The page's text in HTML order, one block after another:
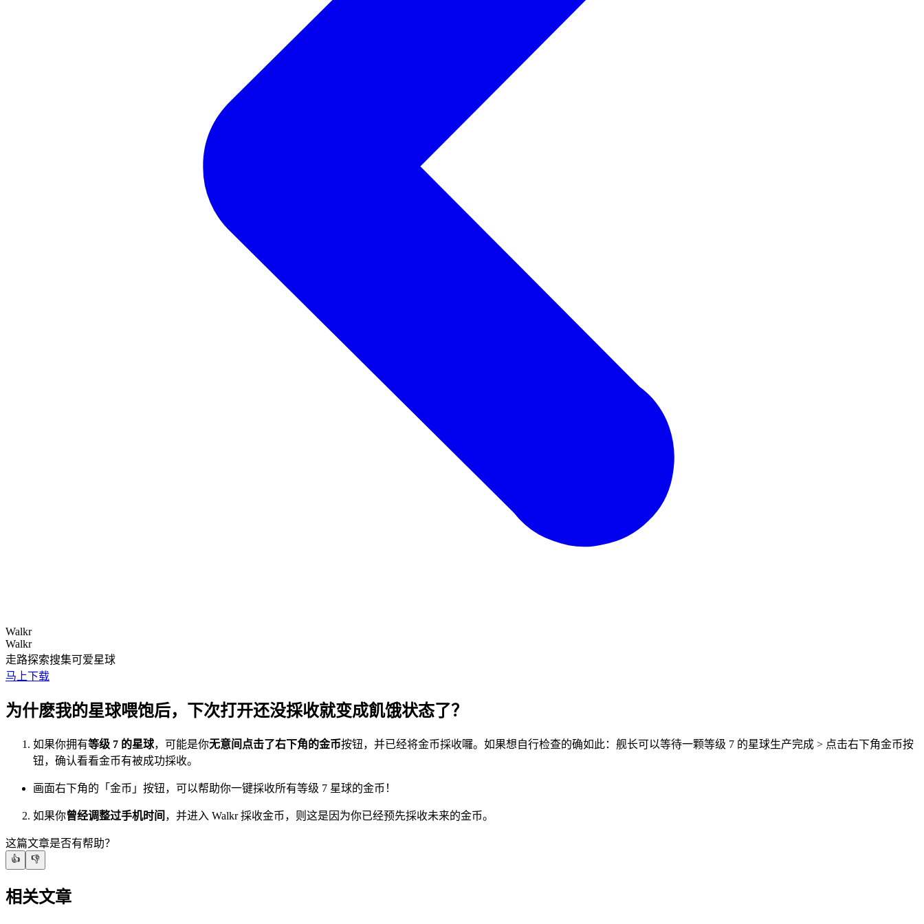
Walkr
Walkr
走路探索搜集可爱星球
马上下载
为什麽我的星球喂饱后，下次打开还没採收就变成飢饿状态了？
如果你拥有等级 7 的星球，可能是你无意间点击了右下角的金币按钮，并已经将金币採收囉。如果想自行检查的确如此：舰长可以等待一颗等级 7 的星球生产完成 > 点击右下角金币按
钮，确认看看金币有被成功採收。
画面右下角的「金币」按钮，可以帮助你一键採收所有等级 7 星球的金币！
如果你曾经调整过手机时间 ，并进入 Walkr 採收金币，则这是因为你已经预先採收未来的金币。
这篇文章是否有帮助？
👍 👎
相关文章